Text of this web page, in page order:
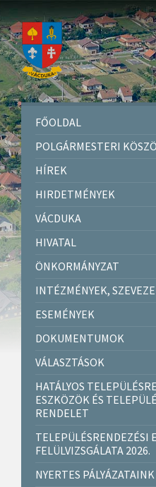
FŐOLDAL
POLGÁRMESTERI
HÍREK
HIRDETMÉNYEK
VÁCDUKA
HIVATAL
ÖNKORMÁNYZAT
INTÉZMÉNYEK,
ESEMÉNYEK
DOKUMENTUMOK
VÁLASZTÁSOK
HATÁLYOS
ESZKÖZÖK ÉS
RENDELET
TELEPÜLÉSRENDEZÉSI
FELÜLVIZSGÁLATA 2026.
NYERTES PÁLYÁZATAINK